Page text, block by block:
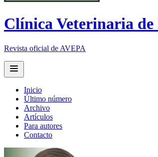
Clínica Veterinaria de
Revista oficial de AVEPA
Open main menu
Inicio
Último número
Archivo
Artículos
Para autores
Contacto